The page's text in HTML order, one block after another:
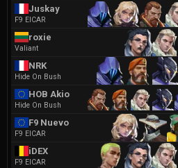
Juskay
F9 EICAR
roxie
Valiant
NRK
Hide On Bush
HOB Akio
Hide On Bush
F9 Nuevo
F9 EICAR
iDEX
F9 EICAR